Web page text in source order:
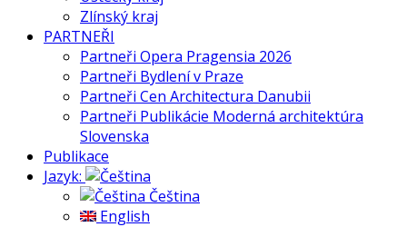
Zlínský kraj
PARTNEŘI
Partneři Opera Pragensia 2026
Partneři Bydlení v Praze
Partneři Cen Architectura Danubii
Partneři Publikácie Moderná architektúra
Slovenska
Publikace
Jazyk:
Čeština
English